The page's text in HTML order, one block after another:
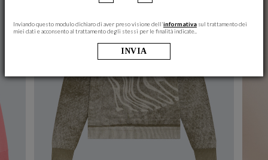
Inviando questo modulo dichiaro di aver preso visione dell'informativa sul trattamento dei
miei dati e acconsento al trattamento degli stessi per le finalità indicate..
INVIA